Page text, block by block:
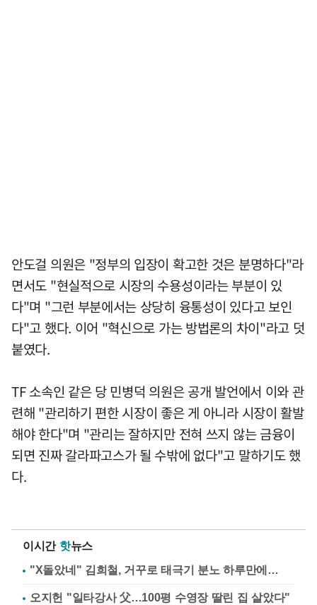
안도걸 의원은 "정부의 입장이 확고한 것은 분명하다"라
면서도 "현실적으로 시장의 수용성이라는 부분이 있
다"며 "그런 부분에서는 상당히 융통성이 있다고 보인
다"고 했다. 이어 "혁신으로 가는 방법론의 차이"라고 덧
붙였다.
TF 소속인 같은 당 민병덕 의원은 공개 발언에서 이와 관
련해 "관리하기 편한 시장이 좋은 게 아니라 시장이 활발
해야 한다"며 "관리는 잘하지만 전혀 쓰지 않는 금융이
되면 진짜 갈라파고스가 될 수밖에 없다"고 말하기도 했
다.
이시간 핫뉴스
"X돌았네" 김희철, 거꾸로 태극기 분노 하루만에…
오지헌 "일타강사 父…100평 수영장 딸린 집 살았다"